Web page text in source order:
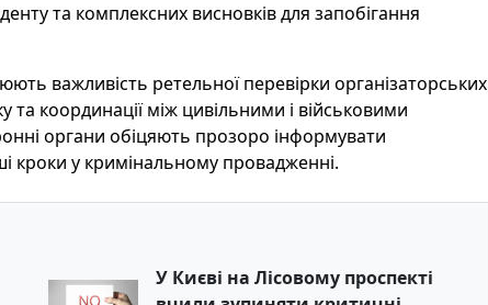
та комплексних висновків для запобігання
важливість ретельної перевірки організаторських
координації між цивільними і військовими
органи обіцяють прозоро інформувати
кроки у кримінальному провадженні.
У Києві на Лісовому проспекті